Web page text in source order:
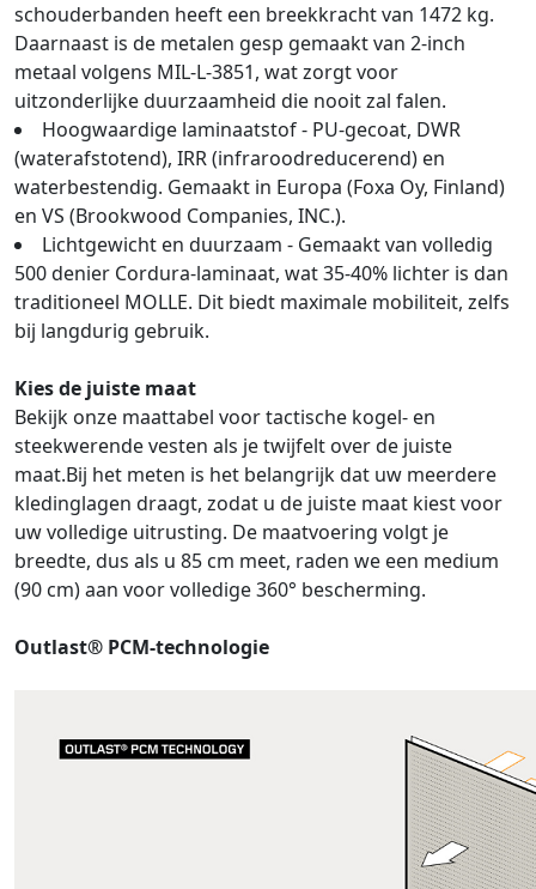
schouderbanden heeft een breekkracht van 1472 kg.
Daarnaast is de metalen gesp gemaakt van 2-inch
metaal volgens MIL-L-3851, wat zorgt voor
uitzonderlijke duurzaamheid die nooit zal falen.
Hoogwaardige laminaatstof - PU-gecoat, DWR
(waterafstotend), IRR (infraroodreducerend) en
waterbestendig. Gemaakt in Europa (Foxa Oy, Finland)
en VS (Brookwood Companies, INC.).
Lichtgewicht en duurzaam - Gemaakt van volledig
500 denier Cordura-laminaat, wat 35-40% lichter is dan
traditioneel MOLLE. Dit biedt maximale mobiliteit, zelfs
bij langdurig gebruik.
Kies de juiste maat
Bekijk onze maattabel voor tactische kogel- en
steekwerende vesten als je twijfelt over de juiste
maat.Bij het meten is het belangrijk dat uw meerdere
kledinglagen draagt, zodat u de juiste maat kiest voor
uw volledige uitrusting. De maatvoering volgt je
breedte, dus als u 85 cm meet, raden we een medium
(90 cm) aan voor volledige 360° bescherming.
Outlast® PCM-technologie